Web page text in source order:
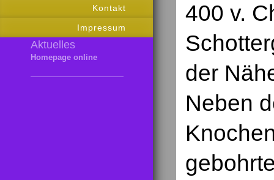
Kontakt
Impressum
Aktuelles
Homepage online
400 v.
der
Neben